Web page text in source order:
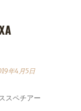
年4月5日
スペチアー